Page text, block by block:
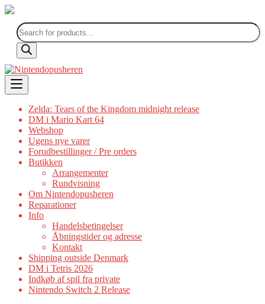
Products
search
Skip
to
content
Zelda: Tears of the Kingdom midnight release
DM i Mario Kart 64
Webshop
Ugens nye varer
Forudbestillinger / Pre orders
Butikken
Arrangementer
Rundvisning
Om Nintendopusheren
Reparationer
Info
Handelsbetingelser
Åbningstider og adresse
Kontakt
Shipping outside Denmark
DM i Tetris 2026
Indkøb af spil fra private
Nintendo Switch 2 Release